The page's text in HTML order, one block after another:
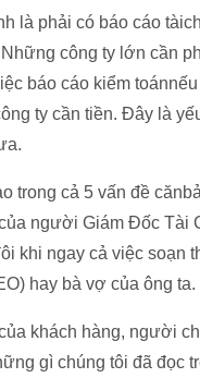
là phải có báo cáo
công ty lớn cần
báo cáo kiểm
ty cần tiền. Đây là
trong cả 5 vấn đề
người Giám Đốc Tài
khi ngay cả việc soạn
hay bà vợ của ông ta.
khách hàng, người
gì chúng tôi đã đọc